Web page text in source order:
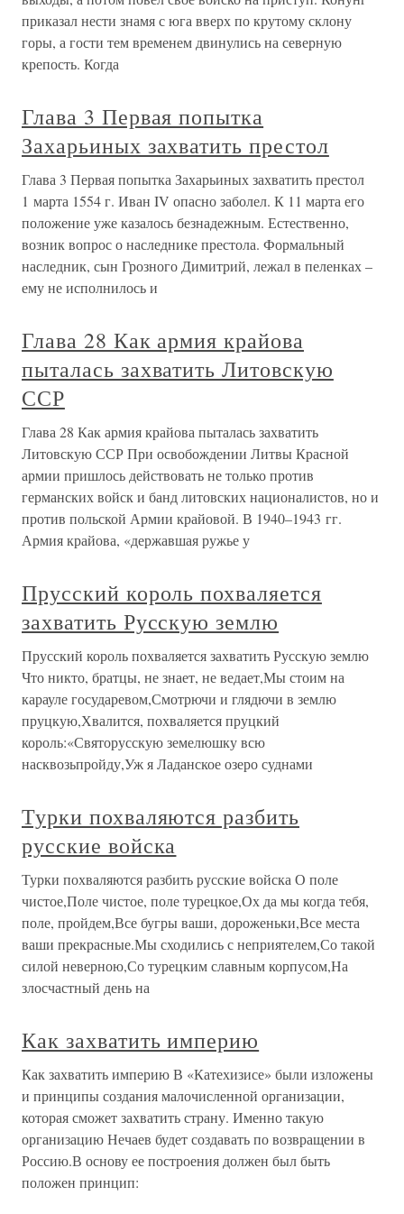
приказал нести знамя с юга вверх по крутому склону
горы, а гости тем временем двинулись на северную
крепость. Когда
Глава 3 Первая попытка
Захарьиных захватить престол
Глава 3 Первая попытка Захарьиных захватить престол
1 марта 1554 г. Иван IV опасно заболел. К 11 марта его
положение уже казалось безнадежным. Естественно,
возник вопрос о наследнике престола. Формальный
наследник, сын Грозного Димитрий, лежал в пеленках –
ему не исполнилось и
Глава 28 Как армия крайова
пыталась захватить Литовскую
ССР
Глава 28 Как армия крайова пыталась захватить
Литовскую ССР При освобождении Литвы Красной
армии пришлось действовать не только против
германских войск и банд литовских националистов, но и
против польской Армии крайовой. В 1940–1943 гг.
Армия крайова, «державшая ружье у
Прусский король похваляется
захватить Русскую землю
Прусский король похваляется захватить Русскую землю
Что никто, братцы, не знает, не ведает,Мы стоим на
карауле государевом,Смотрючи и глядючи в землю
пруцкую,Хвалится, похваляется пруцкий
король:«Святорусскую земелюшку всю
насквозьпройду,Уж я Ладанское озеро суднами
Турки похваляются разбить
русские войска
Турки похваляются разбить русские войска О поле
чистое,Поле чистое, поле турецкое,Ох да мы когда тебя,
поле, пройдем,Все бугры ваши, дороженьки,Все места
ваши прекрасные.Мы сходились с неприятелем,Со такой
силой неверною,Со турецким славным корпусом,На
злосчастный день на
Как захватить империю
Как захватить империю В «Катехизисе» были изложены
и принципы создания малочисленной организации,
которая сможет захватить страну. Именно такую
организацию Нечаев будет создавать по возвращении в
Россию.В основу ее построения должен был быть
положен принцип: